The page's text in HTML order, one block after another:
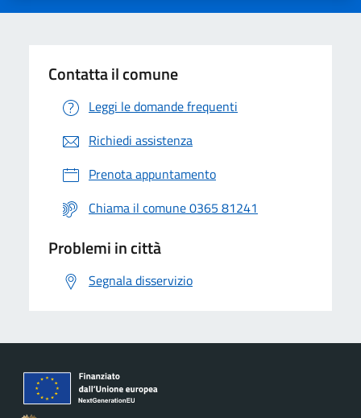
Contatta il comune
Leggi le domande frequenti
Richiedi assistenza
Prenota appuntamento
Chiama il comune 0365 81241
Problemi in città
Segnala disservizio